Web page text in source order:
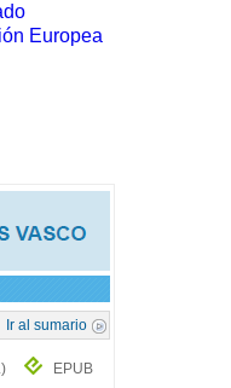
Ir al sumario
EPUB
Europea